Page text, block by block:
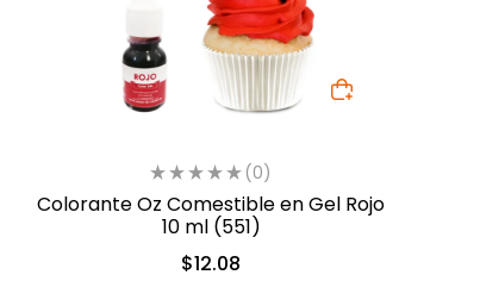
(0)
Colorante Oz Comestible en Gel Rojo
10 ml (551)
$12.08